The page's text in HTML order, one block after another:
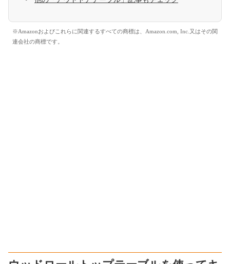
※Amazonおよびこれらに関連するすべての商標は、Amazon.com, Inc.又はその関
連会社の商標です。